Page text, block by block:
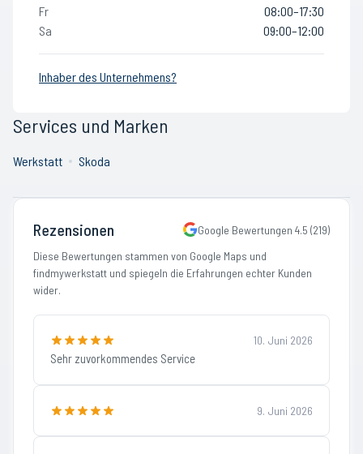
Fr
08:00–17:30
Sa
09:00–12:00
Inhaber des Unternehmens?
Services und Marken
Werkstatt Skoda
Rezensionen Google Bewertungen 4.5 (219)
Diese Bewertungen stammen von Google Maps und
findmywerkstatt und spiegeln die Erfahrungen echter Kunden
wider.
10. Juni 2026
Sehr zuvorkommendes Service
9. Juni 2026